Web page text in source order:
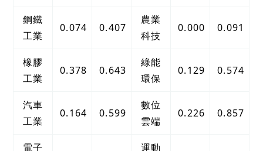
鋼鐵
工業
0.074 0.407
農業
科技
0.000 0.091
橡膠
工業
0.378 0.643
綠能
環保
0.129 0.574
汽車
工業
0.164 0.599
數位
雲端
0.226 0.857
電子
運動